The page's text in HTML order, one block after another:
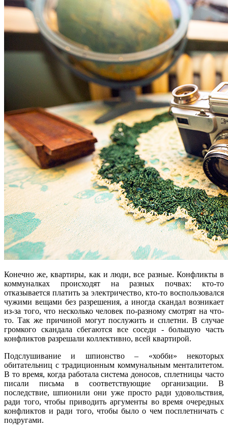
Конечно же, квартиры, как и люди, все разные. Конфликты в
коммуналках происходят на разных почвах: кто-то
отказывается платить за электричество, кто-то воспользовался
чужими вещами без разрешения, а иногда скандал возникает
из-за того, что несколько человек по-разному смотрят на что-
то. Так же причиной могут послужить и сплетни. В случае
громкого скандала сбегаются все соседи - большую часть
конфликтов разрешали коллективно, всей квартирой.
Подслушивание и шпионство – «хобби» некоторых
обитательниц с традиционным коммунальным менталитетом.
В то время, когда работала система доносов, сплетницы часто
писали письма в соответствующие организации. В
последствие, шпионили они уже просто ради удовольствия,
ради того, чтобы приводить аргументы во время очередных
конфликтов и ради того, чтобы было о чем посплетничать с
подругами.